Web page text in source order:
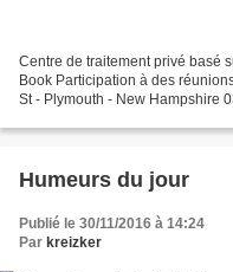
Centre de traitement privé basé
Book Participation à des réunions AA à l'extérieur
St - Plymouth - New Hampshire
Humeurs du jour
Publié le 30/11/2016 à 14:24
Par kreizker